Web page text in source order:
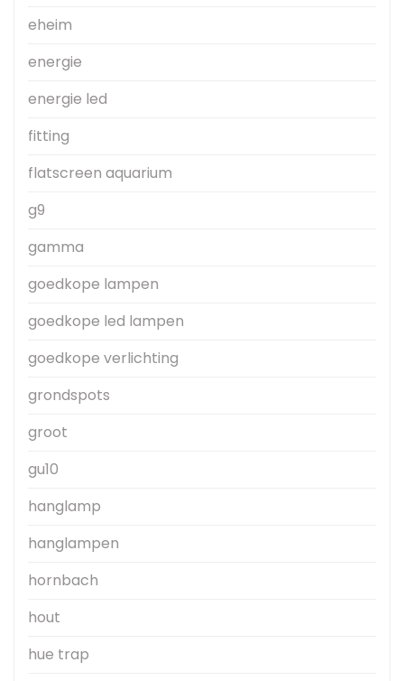
eheim
energie
energie led
fitting
flatscreen aquarium
g9
gamma
goedkope lampen
goedkope led lampen
goedkope verlichting
grondspots
groot
gu10
hanglamp
hanglampen
hornbach
hout
hue trap